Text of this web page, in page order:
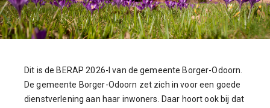
Dit is de BERAP 2026-I van de gemeente Borger-Odoorn.
De gemeente Borger-Odoorn zet zich in voor een goede
dienstverlening aan haar inwoners. Daar hoort ook bij dat